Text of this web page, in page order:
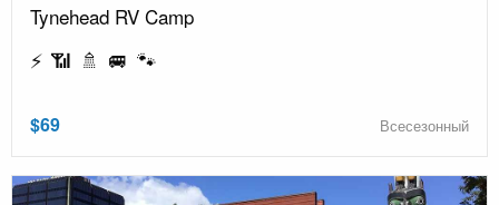
Tynehead RV Camp
⚡ 📶 🚿 🚐 🐾
$69 Всесезонный